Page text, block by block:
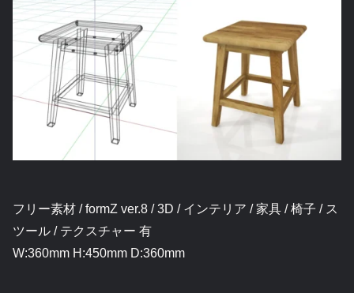
フリー素材 / formZ ver.8 / 3D / インテリア / 家具 / 椅子 / ス
ツール / テクスチャー 有
W:360mm H:450mm D:360mm